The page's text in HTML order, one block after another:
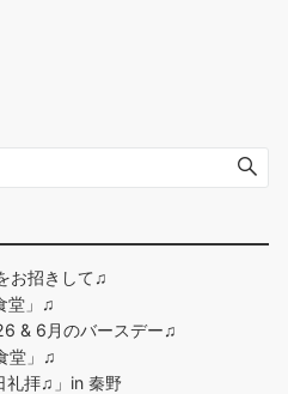
お招きして♫
堂」♫
& 6月のバースデー♫
堂」♫
礼拝♫」in 秦野